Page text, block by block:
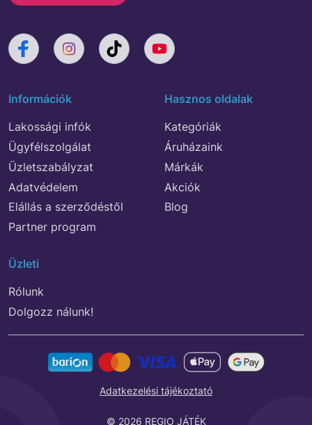
Információk
Lakossági infók
Ügyfélszolgálat
Üzletszabályzat
Adatvédelem
Elállás a szerződéstől
Partner program
Hasznos oldalak
Kategóriák
Áruházaink
Márkák
Akciók
Blog
Üzleti
Rólunk
Dolgozz nálunk!
© 2026 REGIO JÁTÉK
Adatkezelési tájékoztató